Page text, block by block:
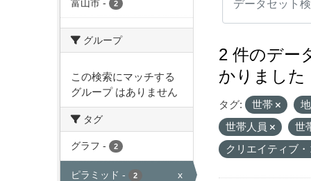
富山市 - 2
グループ
この検索にマッチする
グループ はありません
タグ
グラフ - 2
ピラミッド - 2 x
2 件のデー
かりました
タグ: 世帯
世帯人員
世
クリエイティブ